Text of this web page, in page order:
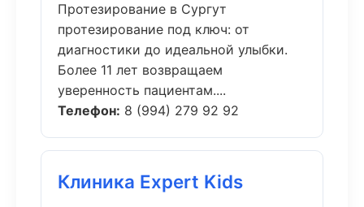
Протезирование в Сургут
протезирование под ключ: от
диагностики до идеальной улыбки.
Более 11 лет возвращаем
уверенность пациентам....
Телефон: 8 (994) 279 92 92
Клиника Expert Kids